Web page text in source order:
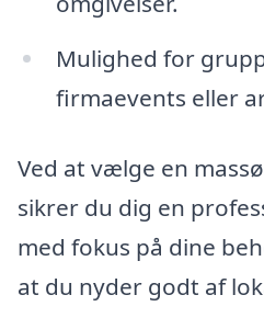
Mulighed for
firmaevents eller
Ved at vælge en
sikrer du dig en
med fokus på dine
at du nyder godt af